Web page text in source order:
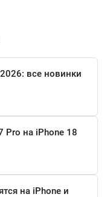
«чёрный космос»
магнитный разъём
быстро вернут его к
компромиссов
все новинки
Pro на iPhone 18
на iPhone и